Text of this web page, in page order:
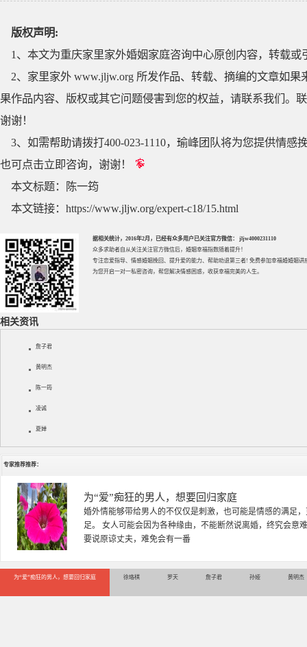
版权声明:
1、本文为重庆家里家外婚姻家庭咨询中心原创内容，转载
2、家里家外 www.jljw.org 所发作品、转载、摘编的文章如
果作品内容、版权或其它问题侵害到您的权益，请联系我们。
谢谢！
3、如需帮助请拨打400-023-1110，瑜峰团队将为您提供情
也可点击立即咨询，谢谢！
本文标题：
陈一筠
本文链接： https://www.jljw.org/expert-c18/15.html
据相关统计，2016年2月，已经有众多用户已关注官方微信： jljw4000231110
众多求助者自从关注关注官方微信后，婚姻幸福指数随着提升！
专注恋爱指导、 情感婚姻挽回 、提升爱的能力、帮助劝退第三者! 免费参加幸福婚婚姻讲
为您开启一对一私密咨询，帮您解决情感困惑，收获幸福完美的人生。
相关资讯
詹子君
黄明杰
陈一筠
凌诚
夏婵
专家推荐推荐：
徐珞棋
徐珞棋，婚姻家庭咨询师，毕业于重庆师范大学心理学专业
多年，对婚姻情感分析、恋爱择偶、夫妻关系，情感挽回、
千小时，积累了丰富的咨
为“爱”痴狂的男人，想要回归家庭 徐珞棋 罗天 詹子君 孙娅 黄明杰